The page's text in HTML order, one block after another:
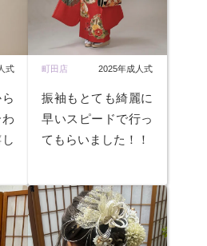
式 町田店 2025年成人式
振袖もとても綺麗に
早いスピードで行っ
てもらいました！！